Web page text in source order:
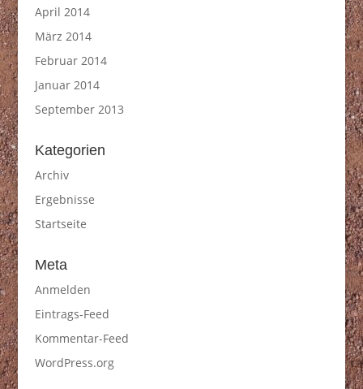
April 2014
März 2014
Februar 2014
Januar 2014
September 2013
Kategorien
Archiv
Ergebnisse
Startseite
Meta
Anmelden
Eintrags-Feed
Kommentar-Feed
WordPress.org